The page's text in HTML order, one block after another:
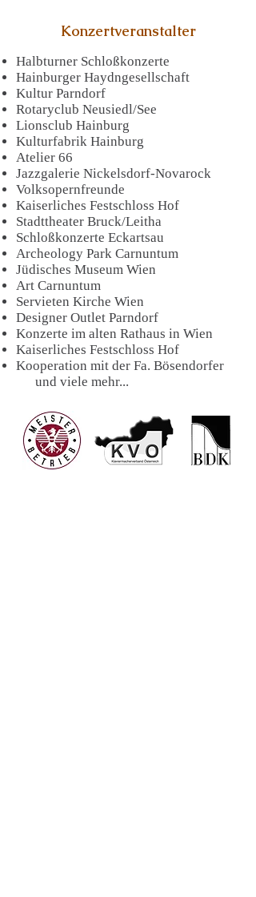
Konzertveranstalter
Halbturner Schloßkonzerte
Hainburger Haydngesellschaft
Kultur Parndorf
Rotaryclub Neusiedl/See
Lionsclub Hainburg
Kulturfabrik Hainburg
Atelier 66
Jazzgalerie Nickelsdorf-Novarock
Volksopernfreunde
Kaiserliches Festschloss Hof
Stadttheater Bruck/Leitha
Schloßkonzerte Eckartsau
Archeology Park Carnuntum
Jüdisches Museum Wien
Art Carnuntum
Servieten Kirche Wien
Designer Outlet Parndorf
Konzerte im alten Rathaus in Wien
Kaiserliches Festschloss Hof
Kooperation mit der Fa. Bösendorfer
und viele mehr...